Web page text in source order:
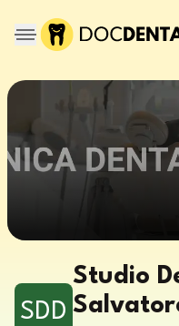
SDD
Studio